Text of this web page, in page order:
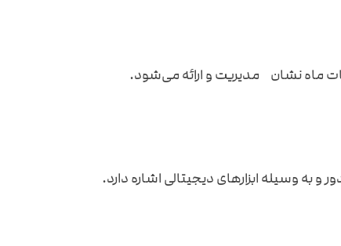
به وسیله ابزارهای دیجیتالی اشاره دارد.